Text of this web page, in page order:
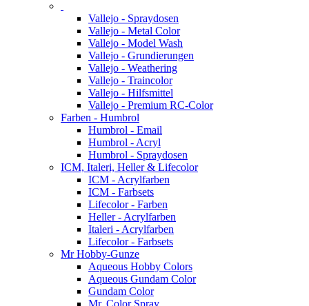
Vallejo - Spraydosen
Vallejo - Metal Color
Vallejo - Model Wash
Vallejo - Grundierungen
Vallejo - Weathering
Vallejo - Traincolor
Vallejo - Hilfsmittel
Vallejo - Premium RC-Color
Farben - Humbrol
Humbrol - Email
Humbrol - Acryl
Humbrol - Spraydosen
ICM, Italeri, Heller & Lifecolor
ICM - Acrylfarben
ICM - Farbsets
Lifecolor - Farben
Heller - Acrylfarben
Italeri - Acrylfarben
Lifecolor - Farbsets
Mr Hobby-Gunze
Aqueous Hobby Colors
Aqueous Gundam Color
Gundam Color
Mr. Color Spray